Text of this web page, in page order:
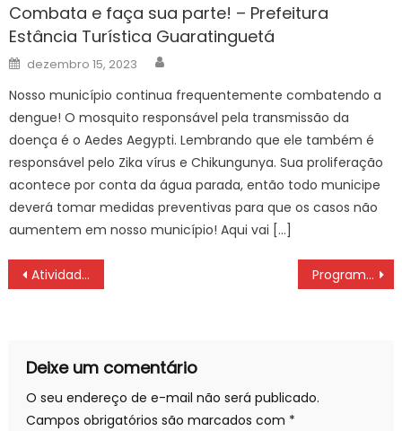
Combata e faça sua parte! – Prefeitura
Estância Turística Guaratinguetá
Posted
on
dezembro 15, 2023
Nosso município continua frequentemente combatendo a
dengue! O mosquito responsável pela transmissão da
doença é o Aedes Aegypti. Lembrando que ele também é
responsável pelo Zika vírus e Chikungunya. Sua proliferação
acontece por conta da água parada, então todo municipe
deverá tomar medidas preventivas para que os casos não
aumentem em nosso município! Aqui vai […]
Navegação
de
Atividades na cidade reforçam o combate à discriminação racial Programa “HumanizAção” realiza operação intensificada na região do Jardim São Guilherme e Jardim Santa Cecília – Agência de Notícias
Deixe um comentário
O seu endereço de e-mail não será publicado.
Campos obrigatórios são marcados com *